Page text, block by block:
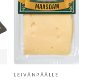
LEIVÄNPÄÄLLE